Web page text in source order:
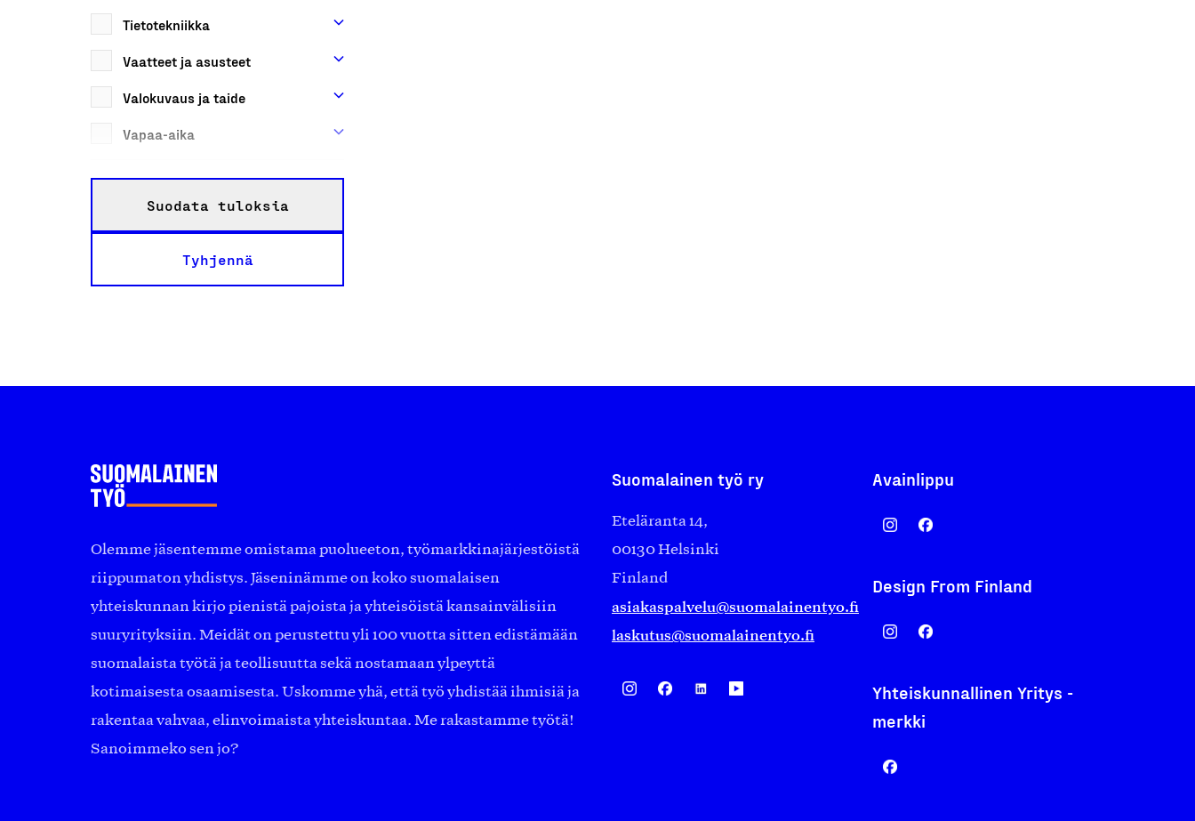
Tietotekniikka
Vaatteet ja asusteet
Valokuvaus ja taide
Vapaa-aika
Suodata tuloksia
Tyhjennä
Olemme jäsentemme omistama puolueeton, työmarkkinajärjestöistä
riippumaton yhdistys. Jäseninämme on koko suomalaisen
yhteiskunnan kirjo pienistä pajoista ja yhteisöistä kansainvälisiin
suuryrityksiin. Meidät on perustettu yli 100 vuotta sitten edistämään
suomalaista työtä ja teollisuutta sekä nostamaan ylpeyttä
kotimaisesta osaamisesta. Uskomme yhä, että työ yhdistää ihmisiä ja
rakentaa vahvaa, elinvoimaista yhteiskuntaa. Me rakastamme työtä!
Sanoimmeko sen jo?
Suomalainen työ ry
Eteläranta 14,
00130 Helsinki
Finland
asiakaspalvelu@suomalainentyo.fi
laskutus@suomalainentyo.fi
Avainlippu
Design From Finland
Yhteiskunnallinen Yritys -
merkki